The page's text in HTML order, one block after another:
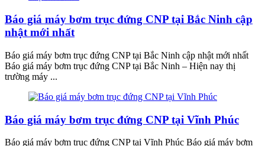
Báo giá máy bơm trục đứng CNP tại Bắc Ninh cập
nhật mới nhất
Báo giá máy bơm trục đứng CNP tại Bắc Ninh cập nhật mới nhất
Báo giá máy bơm trục đứng CNP tại Bắc Ninh – Hiện nay thị
trường máy ...
Báo giá máy bơm trục đứng CNP tại Vĩnh Phúc
Báo giá máy bơm trục đứng CNP tại Vĩnh Phúc Báo giá máy bơm